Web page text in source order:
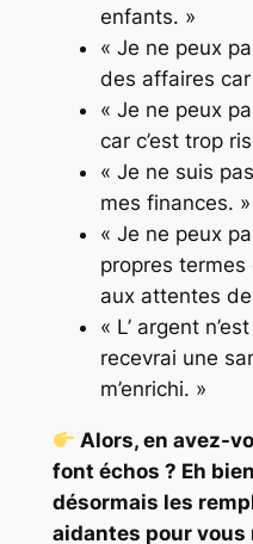
enfants. »
« Je ne peux
des affaires
« Je ne peux
car c’est trop
« Je ne suis
mes finances. »
« Je ne peux
propres termes
aux attentes
« L’ argent
recevrai une
m’enrichi. »
Alors, en avez-
font échos ? Eh
désormais les
aidantes pour